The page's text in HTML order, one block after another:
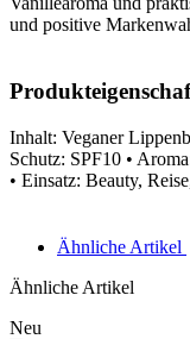
und positive
Inhalt: Veganer
Schutz: SPF10 •
• Einsatz: Beauty,
Ähnliche Artikel
Ähnliche Artikel
Neu